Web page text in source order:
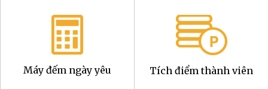
Máy đếm ngày yêu Tích điểm thành viên